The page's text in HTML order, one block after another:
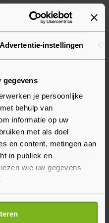
Advertentie-instellingen
gegevens
je persoonlijke
behulp van
informatie op uw
met als doel
en content, metingen aan
in publiek en
wie uw gegevens
graag:
over uw geografische
en overnachtingen
gesprek te zijn "met
onze bestaande
met
weken worden
universiteit
woordvoerder van de
over de
"en dan vooral
in een
Palestijnse betogers
keren UvA-
dat de universiteit alle